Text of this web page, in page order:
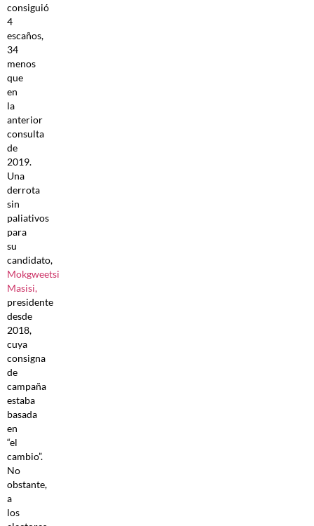
consiguió
4
escaños,
34
menos
que
en
la
anterior
consulta
de
2019.
Una
derrota
sin
paliativos
para
su
candidato,
Mokgweetsi
Masisi,
presidente
desde
2018,
cuya
consigna
de
campaña
estaba
basada
en
“el
cambio”.
No
obstante,
a
los